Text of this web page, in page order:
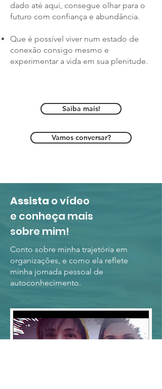
dado até aqui, consegue olhar para o
futuro com confiança e abundância.
Que é possível viver num estado de
conexão consigo mesmo e
experimentar a vida em sua plenitude.
Saiba mais!
Vamos conversar?
Assista o vídeo
e conheça mais
sobre mim!
Conto sobre minha trajetória em
organizações, e como ela reflete
minha jornada pessoal de
autoconhecimento.